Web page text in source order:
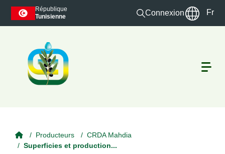
Skip to main content
République
Tunisienne
Connexion Fr
Producteurs
CRDA Mahdia
Superficies et production...